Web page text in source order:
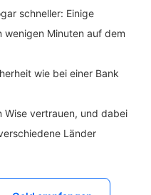
schneller: Einige
wenigen Minuten auf dem
wie bei einer Bank
Wise vertrauen, und dabei
Länder